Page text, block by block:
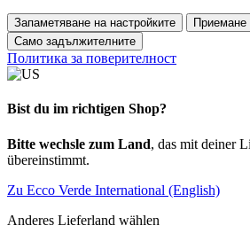
Запаметяване на настройките
Приемане
Само задължителните
Политика за поверителност
Bist du im richtigen Shop?
Bitte wechsle zum Land, das mit deiner
übereinstimmt.
Zu Ecco Verde International (English)
Anderes Lieferland wählen